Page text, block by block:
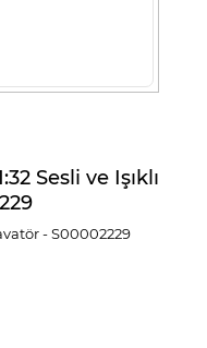
Sesli ve Işıklı
- S00002229